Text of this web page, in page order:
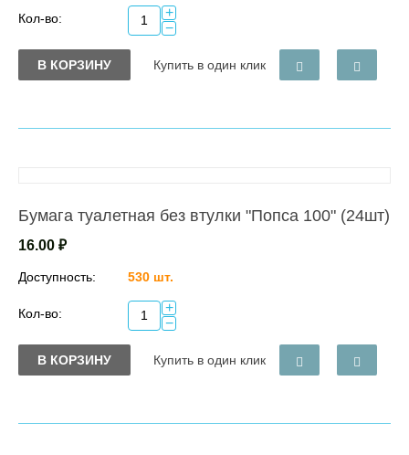
Кол-во:
+
−
В КОРЗИНУ Купить в один клик
Бумага туалетная без втулки "Попса 100" (24шт)
16.00 ₽
Доступность: 530 шт.
Кол-во:
+
−
В КОРЗИНУ Купить в один клик